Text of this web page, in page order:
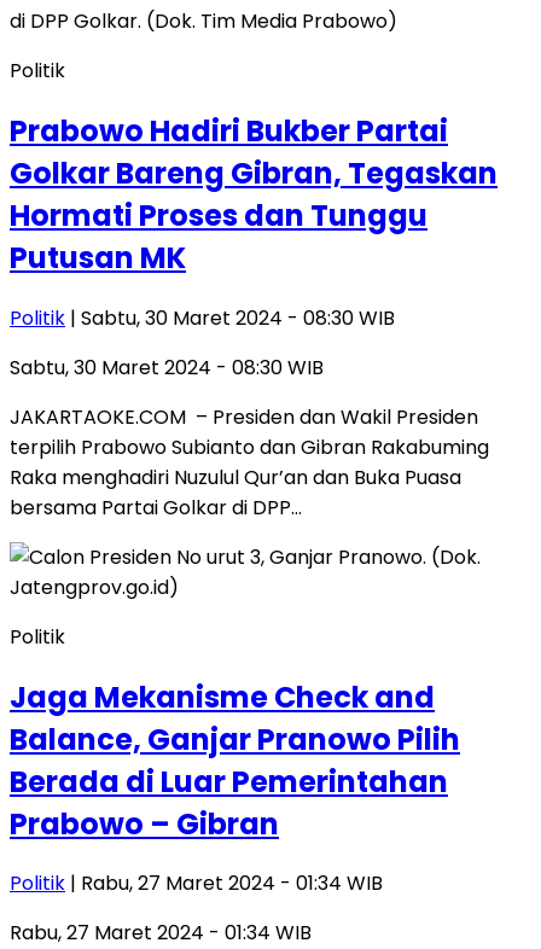
Politik
Prabowo Hadiri Bukber Partai
Golkar Bareng Gibran, Tegaskan
Hormati Proses dan Tunggu
Putusan MK
Politik | Sabtu, 30 Maret 2024 - 08:30 WIB
Sabtu, 30 Maret 2024 - 08:30 WIB
JAKARTAOKE.COM – Presiden dan Wakil Presiden
terpilih Prabowo Subianto dan Gibran Rakabuming
Raka menghadiri Nuzulul Qur’an dan Buka Puasa
bersama Partai Golkar di DPP…
Politik
Jaga Mekanisme Check and
Balance, Ganjar Pranowo Pilih
Berada di Luar Pemerintahan
Prabowo – Gibran
Politik | Rabu, 27 Maret 2024 - 01:34 WIB
Rabu, 27 Maret 2024 - 01:34 WIB